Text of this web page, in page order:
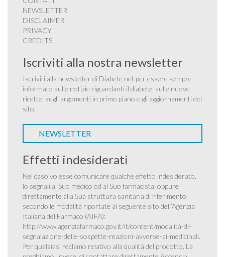
NEWSLETTER
DISCLAIMER
PRIVACY
CREDITS
Iscriviti alla nostra newsletter
Iscriviti alla newsletter di Diabete.net per essere sempre
informato sulle notizie riguardanti il diabete, sulle nuove
ricette, sugli argomenti in primo piano e gli aggiornamenti del
sito.
NEWSLETTER
Effetti indesiderati
Nel caso volesse comunicare qualche effetto indesiderato,
lo segnali al Suo medico od al Suo farmacista, oppure
direttamente alla Sua struttura sanitaria di riferimento
secondo le modalità riportate al seguente sito dell’Agenzia
Italiana del Farmaco (AIFA):
http://www.agenziafarmaco.gov.it/it/content/modalità-di-
segnalazione-delle-sospette-reazioni-avverse-ai-medicinali.
Per qualsiasi reclamo relativo alla qualità del prodotto, La